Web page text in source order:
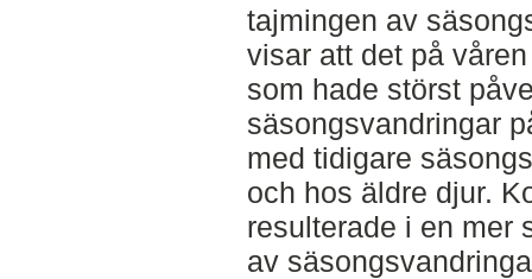
tajmingen av
visar att det på
som hade störst
säsongsvandringar
med tidigare
och hos äldre djur.
resulterade i en mer
av